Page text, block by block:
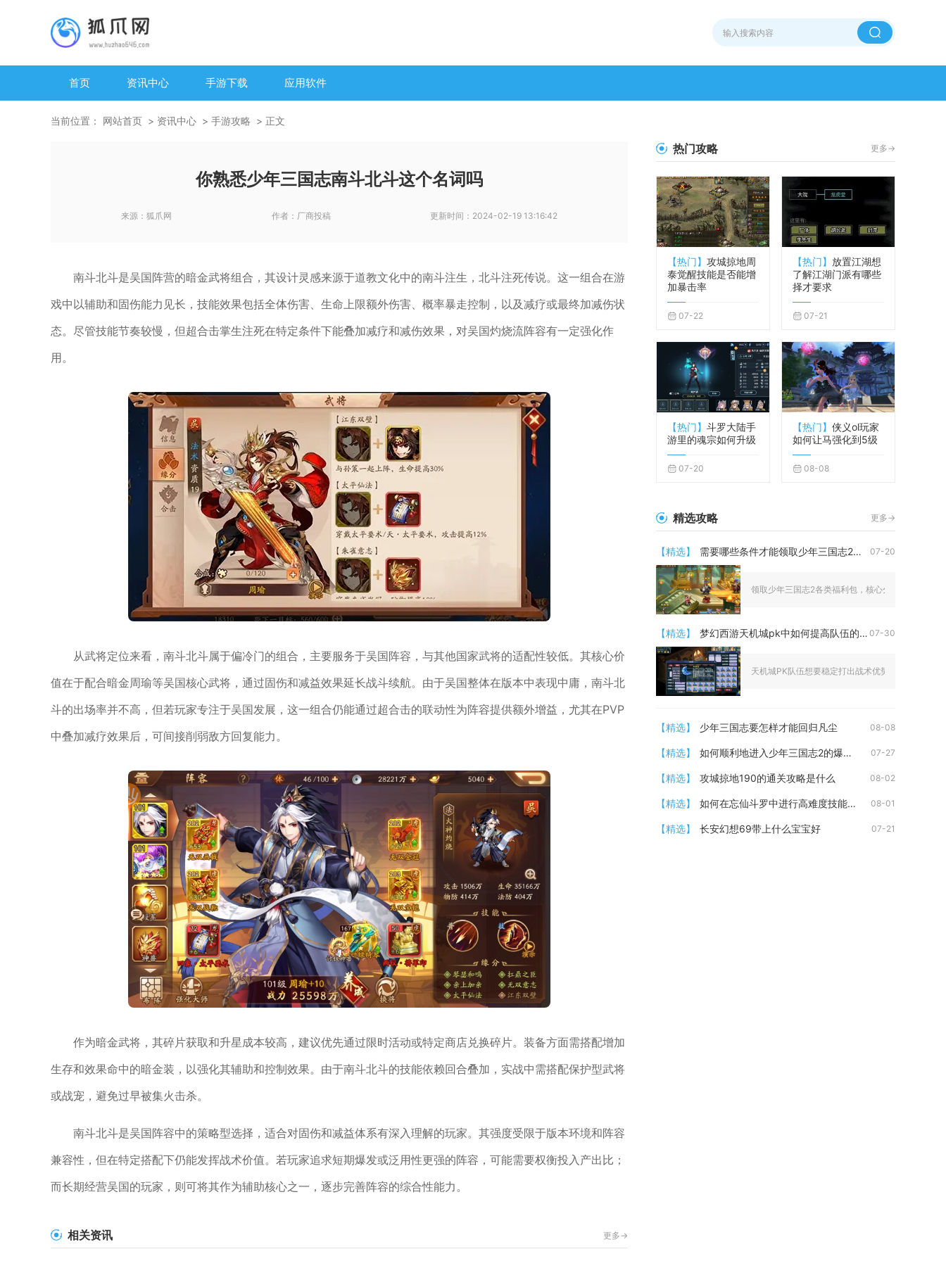
首页 资讯中心 手游下载 应用软件
当前位置： 网站首页 资讯中心 手游攻略 正文
你熟悉少年三国志南斗北斗这个名词吗
来源： 狐爪网 作者： 厂商投稿 更新时间： 2024-02-19 13:16:42
南斗北斗是吴国阵营的暗金武将组合，其设计灵感来源于道教文化中的南斗注生，北斗注死传说。这一组合在游
戏中以辅助和固伤能力见长，技能效果包括全体伤害、生命上限额外伤害、概率暴走控制，以及减疗或最终加减伤状
态。尽管技能节奏较慢，但超合击掌生注死在特定条件下能叠加减疗和减伤效果，对吴国灼烧流阵容有一定强化作
用。
从武将定位来看，南斗北斗属于偏冷门的组合，主要服务于吴国阵容，与其他国家武将的适配性较低。其核心价
值在于配合暗金周瑜等吴国核心武将，通过固伤和减益效果延长战斗续航。由于吴国整体在版本中表现中庸，南斗北
斗的出场率并不高，但若玩家专注于吴国发展，这一组合仍能通过超合击的联动性为阵容提供额外增益，尤其在PVP
中叠加减疗效果后，可间接削弱敌方回复能力。
作为暗金武将，其碎片获取和升星成本较高，建议优先通过限时活动或特定商店兑换碎片。装备方面需搭配增加
生存和效果命中的暗金装，以强化其辅助和控制效果。由于南斗北斗的技能依赖回合叠加，实战中需搭配保护型武将
或战宠，避免过早被集火击杀。
南斗北斗是吴国阵容中的策略型选择，适合对固伤和减益体系有深入理解的玩家。其强度受限于版本环境和阵容
兼容性，但在特定搭配下仍能发挥战术价值。若玩家追求短期爆发或泛用性更强的阵容，可能需要权衡投入产出比；
而长期经营吴国的玩家，则可将其作为辅助核心之一，逐步完善阵容的综合性能力。
相关资讯 更多->
热门攻略 更多->
【热门】 攻城掠地周
泰觉醒技能是否能增
加暴击率
07-22
【热门】 放置江湖想
了解江湖门派有哪些
择才要求
07-21
【热门】 斗罗大陆手
游里的魂宗如何升级
07-20
【热门】 侠义ol玩家
如何让马强化到5级
08-08
精选攻略 更多->
【精选】 需要哪些条件才能领取少年三国志2福利包 07-20
领取少年三国志2各类福利包，核心分为账号基础准
【精选】 梦幻西游天机城pk中如何提高队伍的配合度 07-30
天机城PK队伍想要稳定打出战术优势、大幅提升整
【精选】 少年三国志要怎样才能回归凡尘 08-08
【精选】 如何顺利地进入少年三国志2的爆满区 07-27
【精选】 攻城掠地190的通关攻略是什么 08-02
【精选】 如何在忘仙斗罗中进行高难度技能连招 08-01
【精选】 长安幻想69带上什么宝宝好 07-21